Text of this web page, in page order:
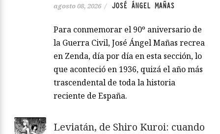
agosto 08, 2026 / JOSÉ ÁNGEL MAÑAS
Para conmemorar el 90º aniversario de
la Guerra Civil, José Ángel Mañas recrea
en Zenda, día por día en esta sección, lo
que aconteció en 1936, quizá el año más
trascendental de toda la historia
reciente de España.
Leviatán, de Shiro Kuroi: cuando